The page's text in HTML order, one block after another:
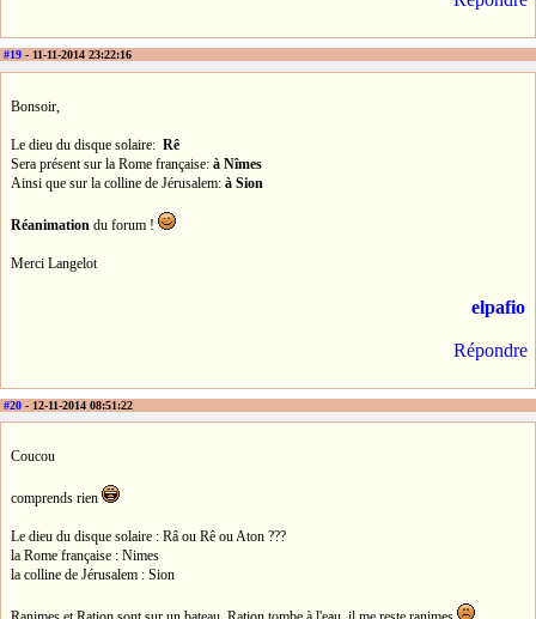
#19 - 11-11-2014 23:22:16
Bonsoir,
Le dieu du disque solaire: Rê
Sera présent sur la Rome française: à Nîmes
Ainsi que sur la colline de Jérusalem: à Sion
Réanimation du forum !
Merci Langelot
elpafio
Répondre
#20 - 12-11-2014 08:51:22
Coucou
comprends rien
Le dieu du disque solaire : Râ ou Rê ou Aton ???
la Rome française : Nimes
la colline de Jérusalem : Sion